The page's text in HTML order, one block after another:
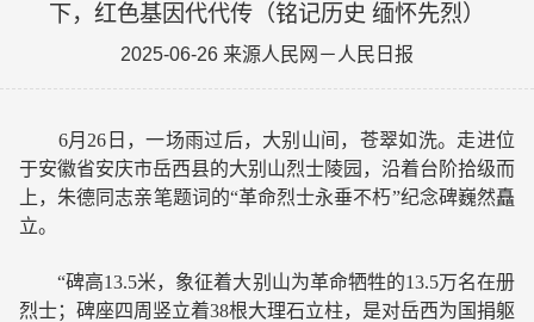
下，红色基因代代传（铭记历史 缅怀先烈）
2025-06-26 来源人民网－人民日报
6月26日，一场雨过后，大别山间，苍翠如洗。走进位
于安徽省安庆市岳西县的大别山烈士陵园，沿着台阶拾级而
上，朱德同志亲笔题词的“革命烈士永垂不朽”纪念碑巍然矗
立。
“碑高13.5米，象征着大别山为革命牺牲的13.5万名在册
烈士；碑座四周竖立着38根大理石立柱，是对岳西为国捐躯